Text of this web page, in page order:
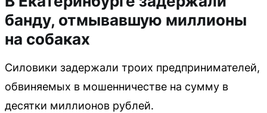
банду, отмывавшую миллионы
на собаках
Силовики задержали троих предпринимателей,
обвиняемых в мошенничестве на сумму в
десятки миллионов рублей.